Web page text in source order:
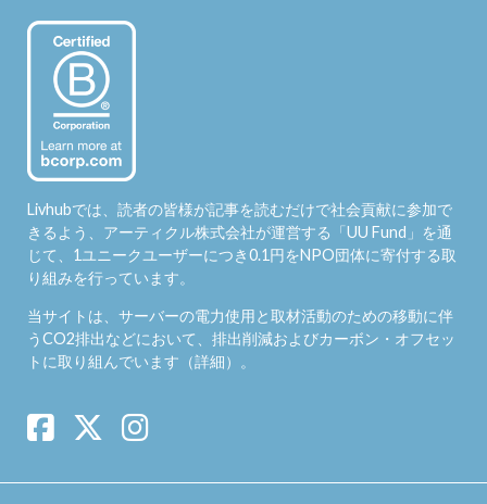
Livhubでは、読者の皆様が記事を読むだけで社会貢献に参加で
きるよう、アーティクル株式会社が運営する「UU Fund 」を通
じて、1ユニークユーザーにつき0.1円をNPO団体に寄付する取
り組みを行っています。
当サイトは、サーバーの電力使用と取材活動のための移動に伴
うCO2排出などにおいて、排出削減およびカーボン・オフセッ
トに取り組んでいます（詳細）。